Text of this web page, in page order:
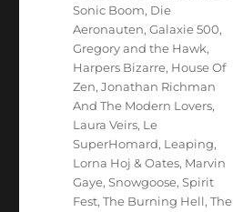
Sonic Boom, Die
Aeronauten,Galaxie 500,
Gregory and the Hawk,
Harpers Bizarre, House Of
Zen,Jonathan Richman
And The Modern Lovers,
Laura Veirs, Le
SuperHomard, Leaping,
Lorna Hoj & Oates, Marvin
Gaye,Snowgoose,Spirit
Fest,The Burning Hell,The